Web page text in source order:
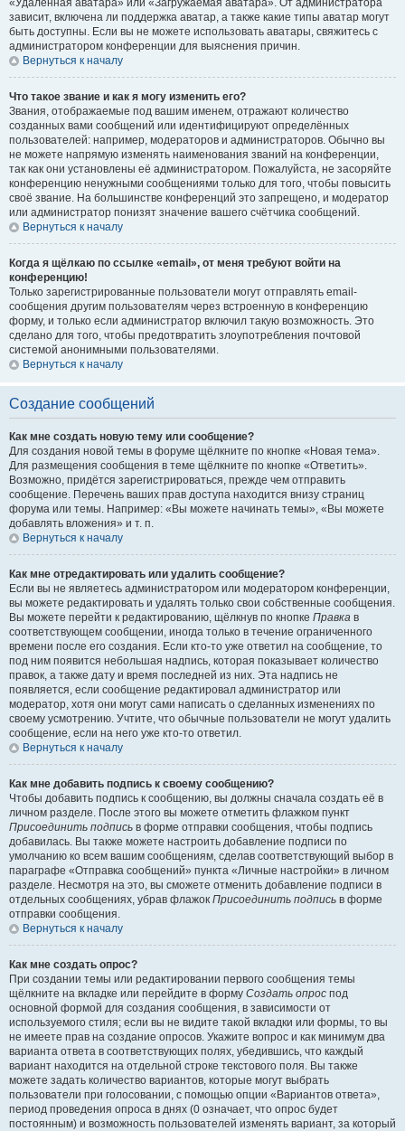
«Удалённая аватара» или «Загружаемая аватара». От администратора
зависит, включена ли поддержка аватар, а также какие типы аватар могут
быть доступны. Если вы не можете использовать аватары, свяжитесь с
администратором конференции для выяснения причин.
Вернуться к началу
Что такое звание и как я могу изменить его?
Звания, отображаемые под вашим именем, отражают количество
созданных вами сообщений или идентифицируют определённых
пользователей: например, модераторов и администраторов. Обычно вы
не можете напрямую изменять наименования званий на конференции,
так как они установлены её администратором. Пожалуйста, не засоряйте
конференцию ненужными сообщениями только для того, чтобы повысить
своё звание. На большинстве конференций это запрещено, и модератор
или администратор понизят значение вашего счётчика сообщений.
Вернуться к началу
Когда я щёлкаю по ссылке «email», от меня требуют войти на
конференцию!
Только зарегистрированные пользователи могут отправлять email-
сообщения другим пользователям через встроенную в конференцию
форму, и только если администратор включил такую возможность. Это
сделано для того, чтобы предотвратить злоупотребления почтовой
системой анонимными пользователями.
Вернуться к началу
Создание сообщений
Как мне создать новую тему или сообщение?
Для создания новой темы в форуме щёлкните по кнопке «Новая тема».
Для размещения сообщения в теме щёлкните по кнопке «Ответить».
Возможно, придётся зарегистрироваться, прежде чем отправить
сообщение. Перечень ваших прав доступа находится внизу страниц
форума или темы. Например: «Вы можете начинать темы», «Вы можете
добавлять вложения» и т. п.
Вернуться к началу
Как мне отредактировать или удалить сообщение?
Если вы не являетесь администратором или модератором конференции,
вы можете редактировать и удалять только свои собственные сообщения.
Вы можете перейти к редактированию, щёлкнув по кнопке Правка в
соответствующем сообщении, иногда только в течение ограниченного
времени после его создания. Если кто-то уже ответил на сообщение, то
под ним появится небольшая надпись, которая показывает количество
правок, а также дату и время последней из них. Эта надпись не
появляется, если сообщение редактировал администратор или
модератор, хотя они могут сами написать о сделанных изменениях по
своему усмотрению. Учтите, что обычные пользователи не могут удалить
сообщение, если на него уже кто-то ответил.
Вернуться к началу
Как мне добавить подпись к своему сообщению?
Чтобы добавить подпись к сообщению, вы должны сначала создать её в
личном разделе. После этого вы можете отметить флажком пункт
Присоединить подпись в форме отправки сообщения, чтобы подпись
добавилась. Вы также можете настроить добавление подписи по
умолчанию ко всем вашим сообщениям, сделав соответствующий выбор в
параграфе «Отправка сообщений» пункта «Личные настройки» в личном
разделе. Несмотря на это, вы сможете отменить добавление подписи в
отдельных сообщениях, убрав флажок Присоединить подпись в форме
отправки сообщения.
Вернуться к началу
Как мне создать опрос?
При создании темы или редактировании первого сообщения темы
щёлкните на вкладке или перейдите в форму Создать опрос под
основной формой для создания сообщения, в зависимости от
используемого стиля; если вы не видите такой вкладки или формы, то вы
не имеете прав на создание опросов. Укажите вопрос и как минимум два
варианта ответа в соответствующих полях, убедившись, что каждый
вариант находится на отдельной строке текстового поля. Вы также
можете задать количество вариантов, которые могут выбрать
пользователи при голосовании, с помощью опции «Вариантов ответа»,
период проведения опроса в днях (0 означает, что опрос будет
постоянным) и возможность пользователей изменять вариант, за который